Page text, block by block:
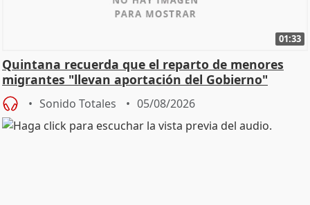
01:33
Quintana recuerda que el reparto de menores
migrantes "llevan aportación del Gobierno"
central
Sonido Totales 05/08/2026